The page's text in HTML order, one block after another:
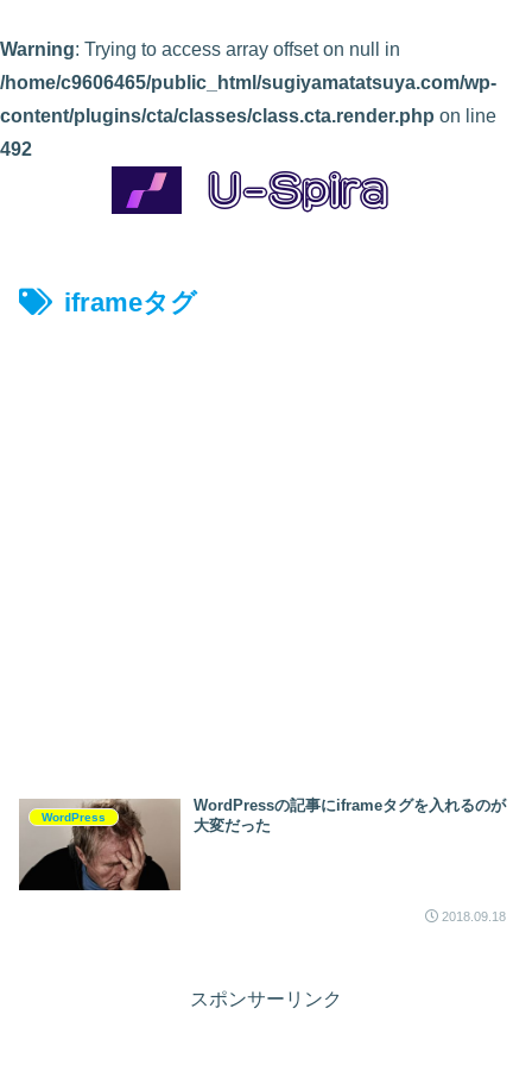
Warning: Trying to access array offset on null in
/home/c9606465/public_html/sugiyamatatsuya.com/wp-
content/plugins/cta/classes/class.cta.render.php on line
492
iframeタグ
WordPress
WordPressの記事にiframeタグを入れるのが
大変だった
2018.09.18
スポンサーリンク